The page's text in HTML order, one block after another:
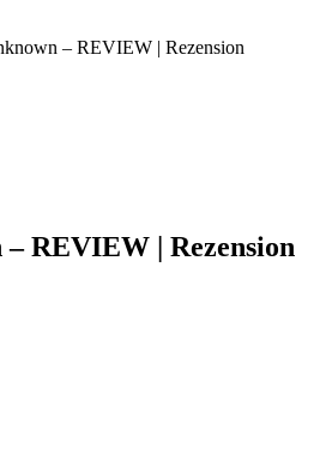
– REVIEW | Rezension
REVIEW | Rezension